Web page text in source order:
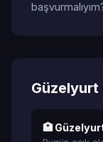
Güzelyurt
🏥